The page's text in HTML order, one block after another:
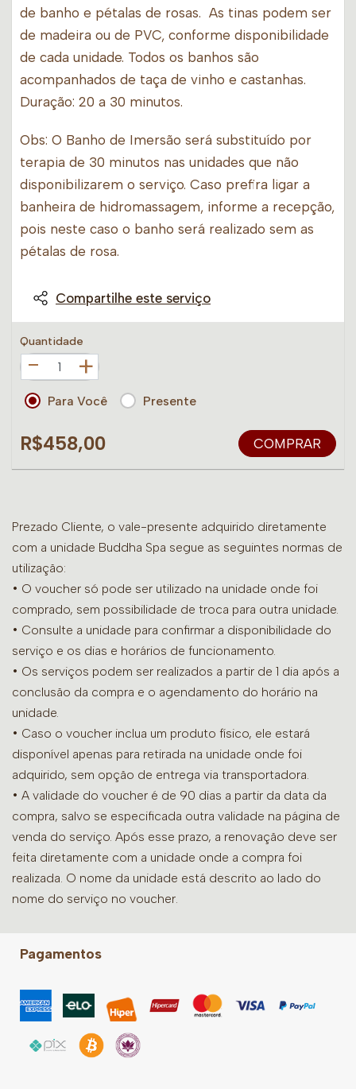
de banho e pétalas de rosas. As tinas podem ser
de madeira ou de PVC, conforme disponibilidade
de cada unidade. Todos os banhos são
acompanhados de taça de vinho e castanhas.
Duração: 20 a 30 minutos.
Obs: O Banho de Imersão será substituído por
terapia de 30 minutos nas unidades que não
disponibilizarem o serviço. Caso prefira ligar a
banheira de hidromassagem, informe a recepção,
pois neste caso o banho será realizado sem as
pétalas de rosa.
Compartilhe este serviço
Quantidade
+
Para Você Presente
R$458,00 COMPRAR
Prezado Cliente, o vale-presente adquirido diretamente
com a unidade Buddha Spa segue as seguintes normas de
utilização:
• O voucher só pode ser utilizado na unidade onde foi
comprado, sem possibilidade de troca para outra unidade.
• Consulte a unidade para confirmar a disponibilidade do
serviço e os dias e horários de funcionamento.
• Os serviços podem ser realizados a partir de 1 dia após a
conclusão da compra e o agendamento do horário na
unidade.
• Caso o voucher inclua um produto físico, ele estará
disponível apenas para retirada na unidade onde foi
adquirido, sem opção de entrega via transportadora.
• A validade do voucher é de 90 dias a partir da data da
compra, salvo se especificada outra validade na página de
venda do serviço. Após esse prazo, a renovação deve ser
feita diretamente com a unidade onde a compra foi
realizada. O nome da unidade está descrito ao lado do
nome do serviço no voucher.
Pagamentos